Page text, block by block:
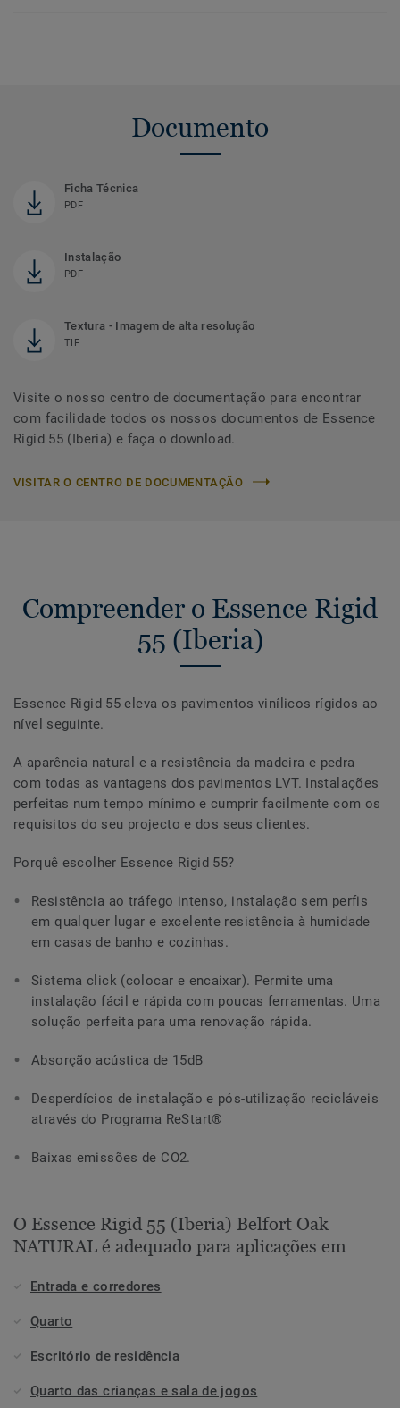
Documento
Ficha Técnica
PDF
Instalação
PDF
Textura - Imagem de alta resolução
TIF
Visite o nosso centro de documentação para encontrar
com facilidade todos os nossos documentos de Essence
Rigid 55 (Iberia) e faça o download.
VISITAR O CENTRO DE DOCUMENTAÇÃO
Compreender o Essence Rigid
55 (Iberia)
Essence Rigid 55 eleva os pavimentos vinílicos rígidos ao
nível seguinte.
A aparência natural e a resistência da madeira e pedra
com todas as vantagens dos pavimentos LVT. Instalações
perfeitas num tempo mínimo e cumprir facilmente com os
requisitos do seu projecto e dos seus clientes.
Porquê escolher Essence Rigid 55?
Resistência ao tráfego intenso, instalação sem perfis
em qualquer lugar e excelente resistência à humidade
em casas de banho e cozinhas.
Sistema click (colocar e encaixar). Permite uma
instalação fácil e rápida com poucas ferramentas. Uma
solução perfeita para uma renovação rápida.
Absorção acústica de 15dB
Desperdícios de instalação e pós-utilização recicláveis
através do Programa ReStart®
Baixas emissões de CO2.
O Essence Rigid 55 (Iberia) Belfort Oak
NATURAL é adequado para aplicações em
Entrada e corredores
Quarto
Escritório de residência
Quarto das crianças e sala de jogos